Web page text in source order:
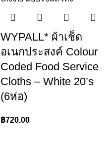
WYPALL* ผ้าเช็ด
อเนกประสงค์ Colour
Coded Food Service
Cloths – White 20’s
(6ห่อ)
฿720.00